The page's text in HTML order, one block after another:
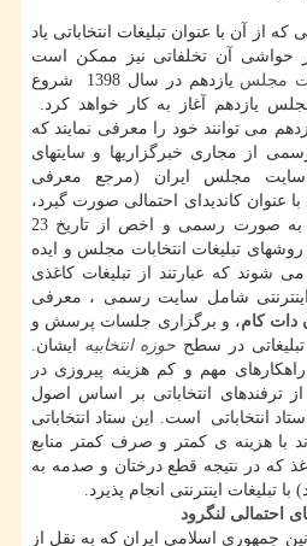
از آن با عنوان تبلیغات انتخاباتی یاد
آن تخلفاتی نیز ممکن است
مجلس
یازدهم در سال 1398 شروع
شود و در سال 1399 مجلس یازدهم آغاز به کار خواهد کرد.
می توانند خود را معرفی نمایند که
از مجاری خبرگزاریها و سایتهای
مجلس ایران (مرجع معرفی
با عنوان کاندیدای احتمالی صورت گیرد،
اما تبلیغات کاندیدای مجلس به صورت رسمی و اخص از تاریخ 23
30 بهمن ماه 1398 و با روشهای تبلیغات انتخابات مجلس و ایده
می شوند که عبارتند از تبلیغات کاغذی
اینترنتی شامل سایت رسمی ، معرفی
دات کام، و برگزاری جلسات پرسش و
در سطح حوزه انتخابیه ایشان.
راهکارهای مهم و کم هزینه پیروزی در
ترفندهای انتخاباتی بر اساس اصول
انتخاباتی است. این ستاد انتخاباتی
با هزینه ی کمتر و صرف کمتر منابع
که در نتیجه قطع درختان و صدمه به
اینترنتی انجام پذیرد.
احتمالی لنگرود
جمهوری اسلامی ایران که به نقل از